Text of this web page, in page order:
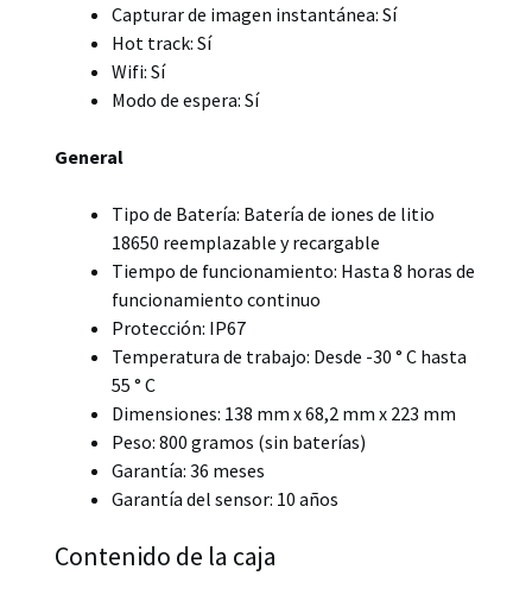
Capturar de imagen instantánea: Sí
Hot track: Sí
Wifi: Sí
Modo de espera: Sí
General
Tipo de Batería: Batería de iones de litio
18650 reemplazable y recargable
Tiempo de funcionamiento: Hasta 8 horas de
funcionamiento continuo
Protección: IP67
Temperatura de trabajo: Desde -30 ° C hasta
55 ° C
Dimensiones: 138 mm x 68,2 mm x 223 mm
Peso: 800 gramos (sin baterías)
Garantía: 36 meses
Garantía del sensor: 10 años
Contenido de la caja